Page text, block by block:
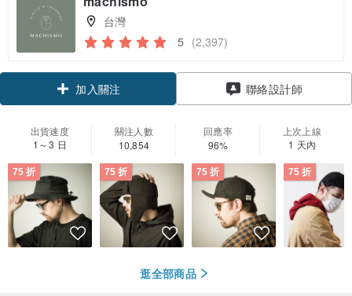
台灣
5 (2,397)
領優惠券
加入關注
聯絡設計師
出貨速度
1～3 日
關注人數
10,854
回應率
96%
上次上線
1 天內
75 折 75 折 75 折 75 折
逛全部商品